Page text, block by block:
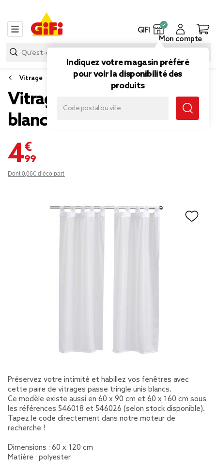
GIFI
Indiquez votre magasin préféré
pour voir la disponibilité des
produits
Mon compte
Vitrage
Vitrage passe tringle x2
blanc uni 60x120cm
4,99 €
Dont 0,06€ d’éco-part
Préservez votre intimité et habillez vos fenêtres avec
cette paire de vitrages passe tringle unis blancs.
Ce modèle existe aussi en 60 x 90 cm et 60 x 160 cm sous
les références 546018 et 546026 (selon stock disponible).
Tapez le code directement dans notre moteur de
recherche !
Dimensions : 60 x 120 cm
Matière : polyester